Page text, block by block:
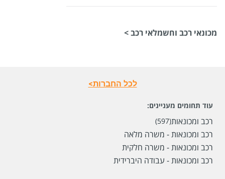
המעסיק לא סיפר לנו
לפני חודשיים
מכונאי רכב וחשמלאי רכב >
לכל החברות>
עוד תחומים מעניינים:
רכב ומכונאות(597)
רכב ומכונאות - משרה מלאה
רכב ומכונאות - משרה חלקית
רכב ומכונאות - עבודה היברידית